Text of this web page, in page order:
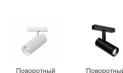
Поворотный